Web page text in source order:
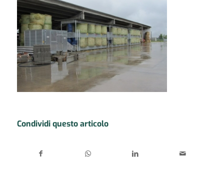
Condividi questo articolo